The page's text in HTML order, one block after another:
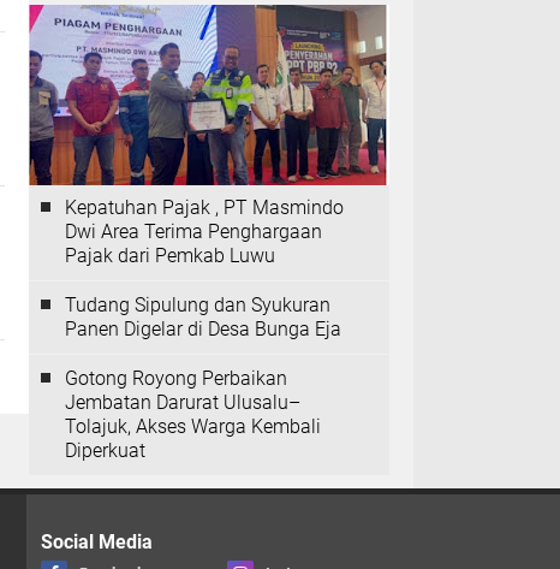
Kepatuhan Pajak , PT Masmindo
Dwi Area Terima Penghargaan
Pajak dari Pemkab Luwu
Tudang Sipulung dan Syukuran
Panen Digelar di Desa Bunga Eja
Gotong Royong Perbaikan
Jembatan Darurat Ulusalu–
Tolajuk, Akses Warga Kembali
Diperkuat
Social Media